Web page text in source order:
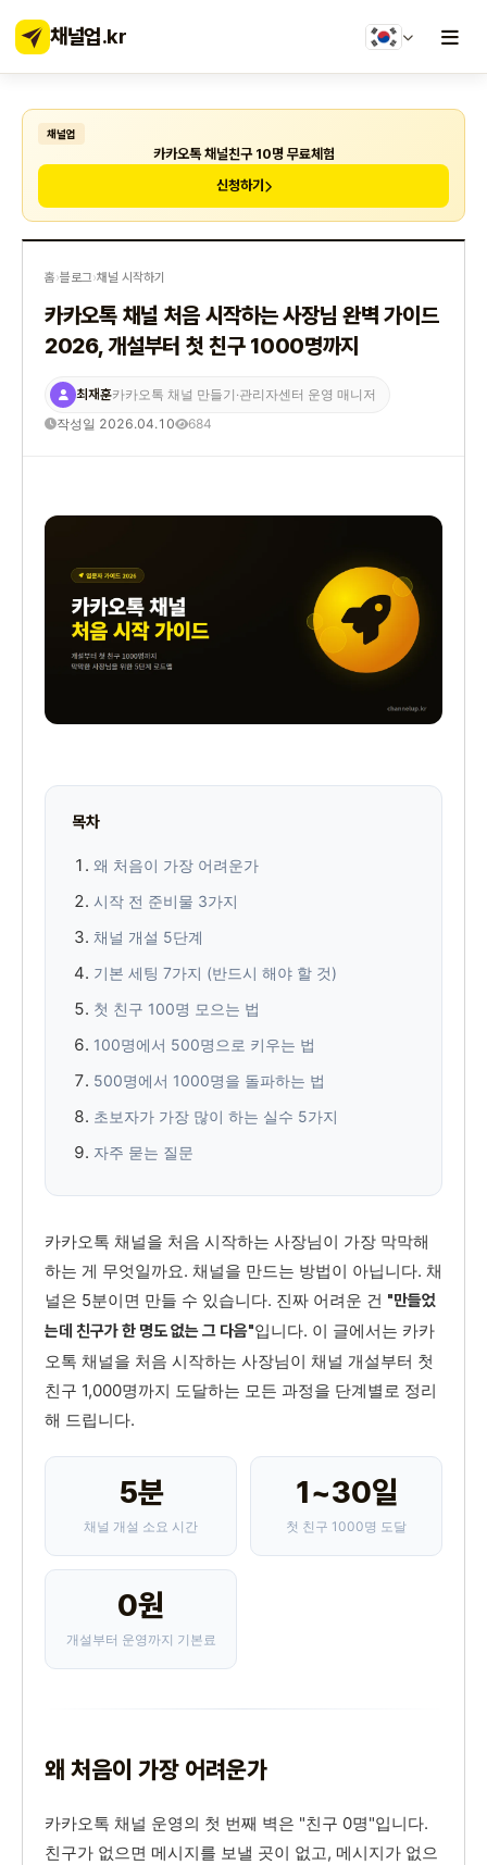
채널업.kr
채널업
카카오톡 채널친구 10명 무료체험
신청하기
홈›블로그›채널 시작하기
카카오톡 채널 처음 시작하는 사장님 완벽 가이드
2026, 개설부터 첫 친구 1000명까지
최재훈카카오톡 채널 만들기·관리자센터 운영 매니저
작성일 2026.04.10 684
목차
왜 처음이 가장 어려운가
시작 전 준비물 3가지
채널 개설 5단계
기본 세팅 7가지 (반드시 해야 할 것)
첫 친구 100명 모으는 법
100명에서 500명으로 키우는 법
500명에서 1000명을 돌파하는 법
초보자가 가장 많이 하는 실수 5가지
자주 묻는 질문
카카오톡 채널을 처음 시작하는 사장님이 가장 막막해
하는 게 무엇일까요. 채널을 만드는 방법이 아닙니다. 채
널은 5분이면 만들 수 있습니다. 진짜 어려운 건 "만들었
는데 친구가 한 명도 없는 그 다음"입니다. 이 글에서는 카카
오톡 채널을 처음 시작하는 사장님이 채널 개설부터 첫
친구 1,000명까지 도달하는 모든 과정을 단계별로 정리
해 드립니다.
5분
채널 개설 소요 시간
1~30일
첫 친구 1000명 도달
0원
개설부터 운영까지 기본료
왜 처음이 가장 어려운가
카카오톡 채널 운영의 첫 번째 벽은 "친구 0명"입니다.
친구가 없으면 메시지를 보낼 곳이 없고, 메시지가 없으